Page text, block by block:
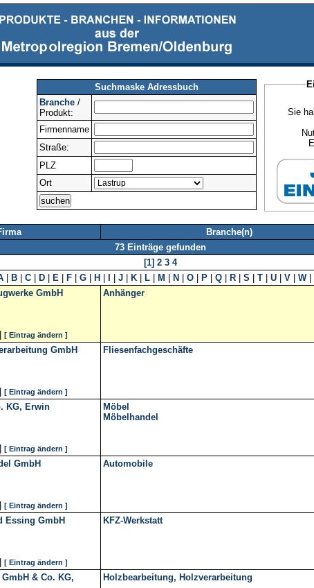
Suchmaske Adressbuch
Branche/
Produkt:
Firmenname
Straße:
PLZ
Ort
Sie
Branche(n)
73 Einträge gefunden
[1] 2 3 4
B C D E F G H J K L M N O P Q R S T U V W|
GmbH
[ Eintrag ändern ]
Anhänger
GmbH
[ Eintrag ändern ]
Fliesenfachgeschäfte
KG, Erwin
[ Eintrag ändern ]
Möbel
Möbelhandel
GmbH
[ Eintrag ändern ]
Automobile
Essing GmbH
[ Eintrag ändern ]
KFZ-Werkstatt
& Co. KG,
Holzbearbeitung, Holzverarbeitung